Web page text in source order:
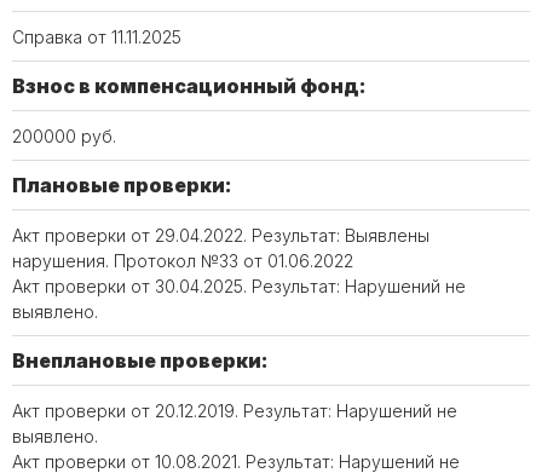
Справка от 11.11.2025
Взнос в компенсационный фонд:
200000 руб.
Плановые проверки:
Акт проверки от 29.04.2022. Результат: Выявлены
нарушения. Протокол №33 от 01.06.2022
Акт проверки от 30.04.2025. Результат: Нарушений не
выявлено.
Внеплановые проверки:
Акт проверки от 20.12.2019. Результат: Нарушений не
выявлено.
Акт проверки от 10.08.2021. Результат: Нарушений не